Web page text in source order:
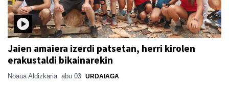
Jaien amaiera izerdi patsetan, herri kirolen
erakustaldi bikainarekin
Noaua Aldizkaria abu 03 URDAIAGA